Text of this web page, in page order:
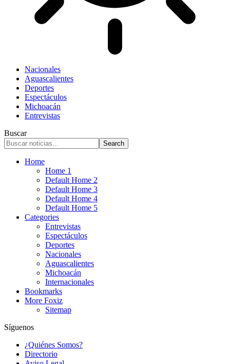
Nacionales
Aguascalientes
Deportes
Espectáculos
Michoacán
Entrevistas
Buscar
Home
Home 1
Default Home 2
Default Home 3
Default Home 4
Default Home 5
Categories
Entrevistas
Espectáculos
Deportes
Nacionales
Aguascalientes
Michoacán
Internacionales
Bookmarks
More Foxiz
Sitemap
Síguenos
¿Quiénes Somos?
Directorio